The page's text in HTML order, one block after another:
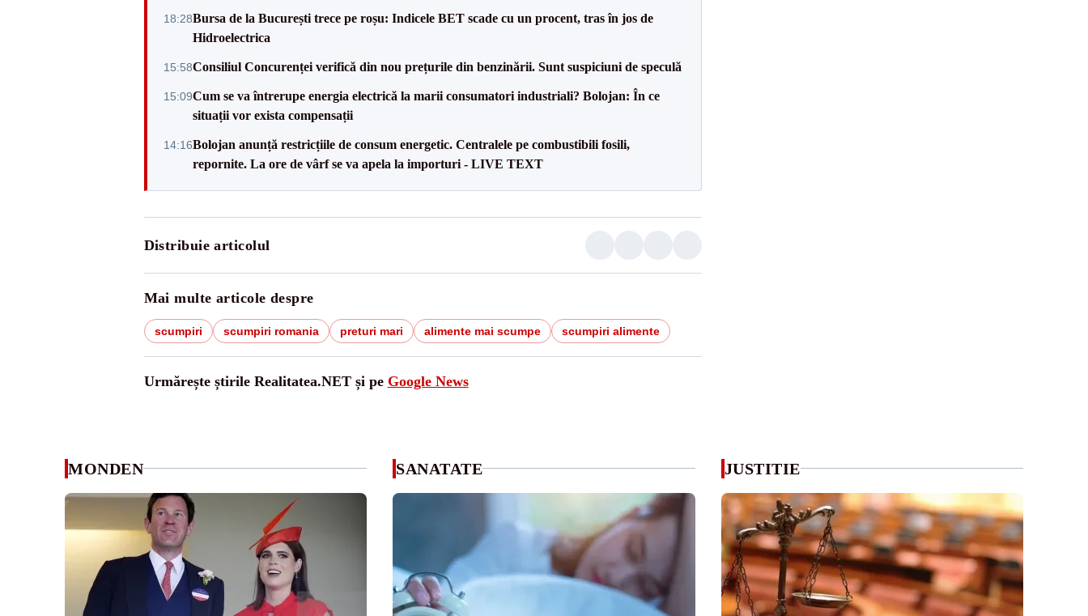
18:28Bursa de la București trece pe roșu: Indicele BET scade cu un procent, tras în jos de
Hidroelectrica
15:58Consiliul Concurenței verifică din nou prețurile din benzinării. Sunt suspiciuni de speculă
15:09Cum se va întrerupe energia electrică la marii consumatori industriali? Bolojan: În ce
situații vor exista compensații
14:16Bolojan anunță restricțiile de consum energetic. Centralele pe combustibili fosili,
repornite. La ore de vârf se va apela la importuri - LIVE TEXT
Distribuie articolul
Mai multe articole despre
scumpiri scumpiri romania preturi mari alimente mai scumpe scumpiri alimente
Urmărește știrile Realitatea.NET și pe Google News
MONDEN SANATATE JUSTITIE